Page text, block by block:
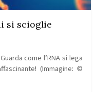
si scioglie
come l’RNA si lega
(Immagine: ©